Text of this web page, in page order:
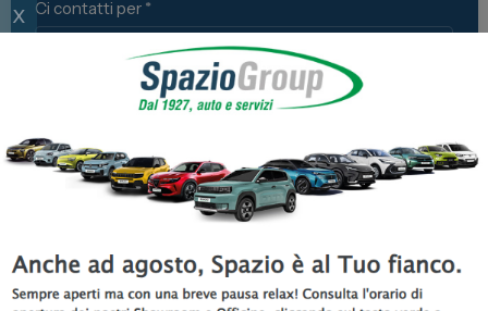
Ci contatti per *
Di dove sei?*
Dove preferisci essere ricontattato? *
x